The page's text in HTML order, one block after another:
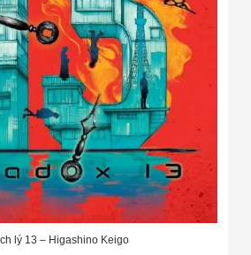
lý 13 – Higashino Keigo